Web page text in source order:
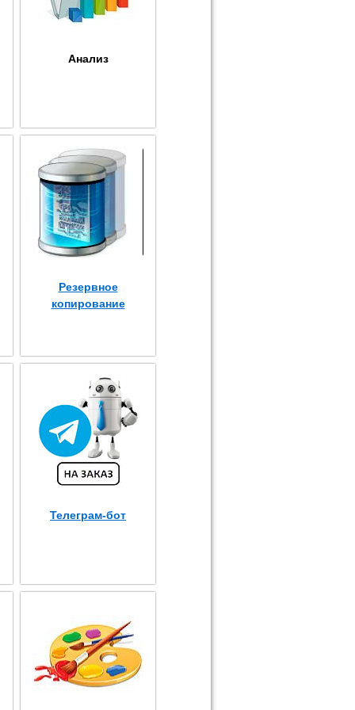
Анализ
Резервное
копирование
Телеграм-бот